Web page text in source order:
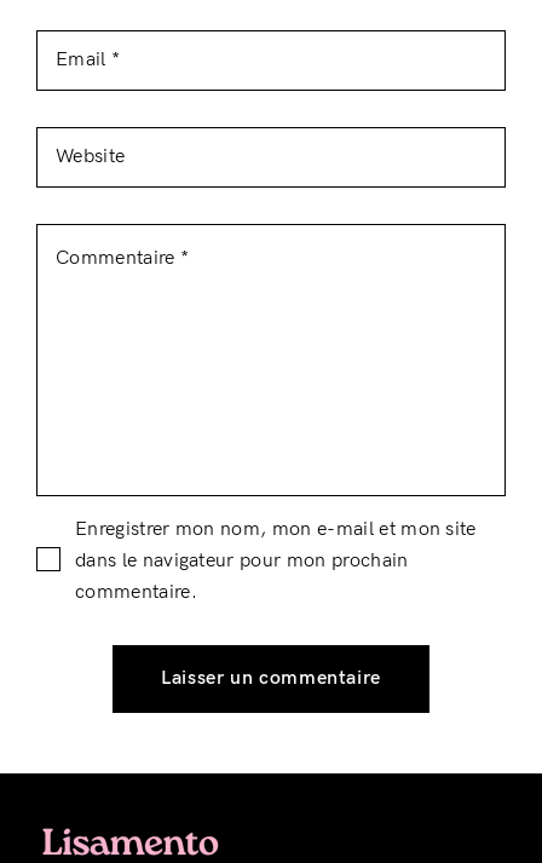
Enregistrer mon nom, mon e-mail et mon site
dans le navigateur pour mon prochain
commentaire.